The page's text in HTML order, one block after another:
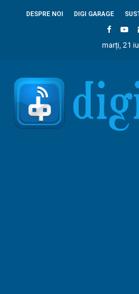
DESPRE NOI DIGI GARAGE
marți, 21